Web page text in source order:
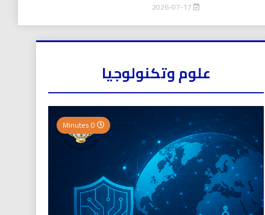
علوم وتكنولوجيا
0 Minutes